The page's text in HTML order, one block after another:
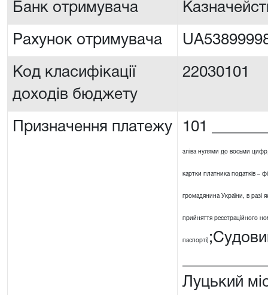
Банк отримувача
Рахунок отримувача
Код класифікації
доходів бюджету
22030101
Призначення платежу 101
зліва нулями до восьми
картки платника податків –
громадянина України, в разі
прийняття реєстраційного
паспорті)
Луцький